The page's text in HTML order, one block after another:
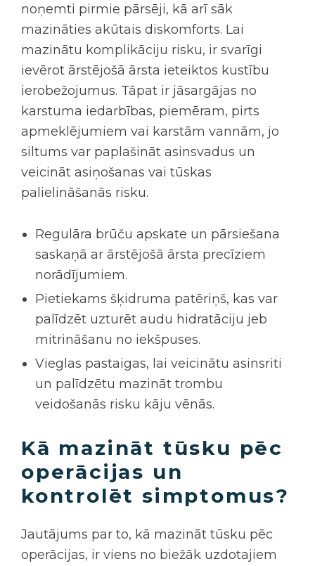
noņemti pirmie pārsēji, kā arī sāk
mazināties akūtais diskomforts. Lai
mazinātu komplikāciju risku, ir svarīgi
ievērot ārstējošā ārsta ieteiktos kustību
ierobežojumus. Tāpat ir jāsargājas no
karstuma iedarbības, piemēram, pirts
apmeklējumiem vai karstām vannām, jo
siltums var paplašināt asinsvadus un
veicināt asiņošanas vai tūskas
palielināšanās risku.
Regulāra brūču apskate un pārsiešana
saskaņā ar ārstējošā ārsta precīziem
norādījumiem.
Pietiekams šķidruma patēriņš, kas var
palīdzēt uzturēt audu hidratāciju jeb
mitrināšanu no iekšpuses.
Vieglas pastaigas, lai veicinātu asinsriti
un palīdzētu mazināt trombu
veidošanās risku kāju vēnās.
Kā mazināt tūsku pēc
operācijas un
kontrolēt simptomus?
Jautājums par to, kā mazināt tūsku pēc
operācijas, ir viens no biežāk uzdotajiem